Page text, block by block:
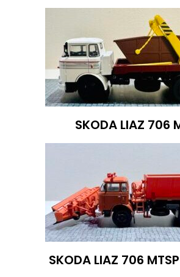
SKODA LIAZ 706
SKODA LIAZ 706